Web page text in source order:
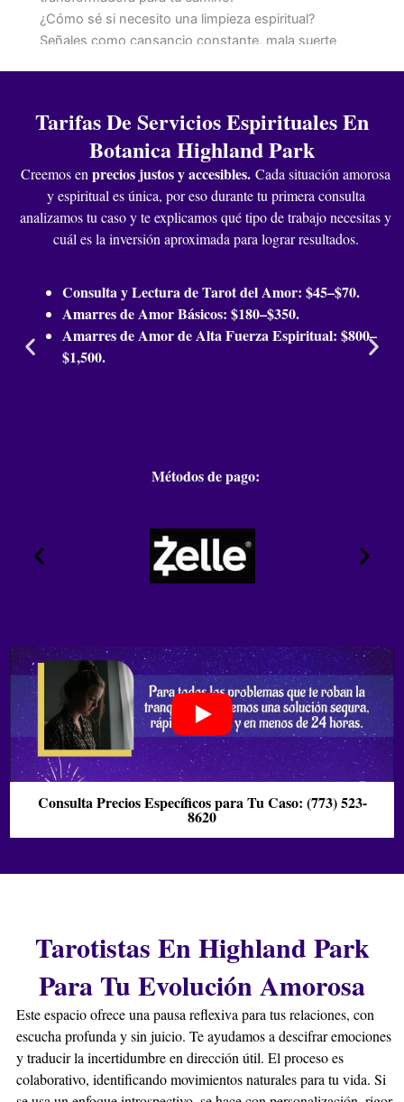
¿Cómo sé si necesito una limpieza espiritual?
Señales como cansancio constante, mala suerte
para atraer positividad.
¿Realizan trabajos de alejamiento y dominio en Highland
Park?
Sí, nuestro centro espiritual en Highland Park realiza
trabajos especializados de alejamiento y dominio. Estos
rituales, basados en tradiciones profundas, protegen tu
¿Puede un hechizo ayudarme a recuperar un amor
perdido?
Un hechizo de recuperación actúa sobre los lazos
emocionales y los recuerdos positivos, reavivando los
Highland Park para rituales de amor?
rituales de amor. El Maestro Héctor asegura que cada
hierba, vela y amuleto sea de la más alta calidad para la
efectividad de tu trabajo espiritual.
Un centro espiritual es un santuario para la sanación y el
crecimiento esotérico. Proporciona consultas, rituales
personalizados, venta de artículos de botánica y
ceremonias grupales, funcionando como un pilar de
apoyo y conocimiento para la comunidad espiritual.
¿El Maestro Héctor atiende consultas presenciales en
Highland Park?
El Maestro Héctor, descendiente de chamanes, atiende
consultas personales en nuestro centro en Highland
Park. Su enfoque combina sabiduría ancestral y
La brujería a menudo se enfoca en un intento específico
ceremonial más amplia que busca armonizar, sanar y
conectar con fuerzas superiores, promoviendo un
cambio positivo desde el interior hacia el exterior.
¿Hay estacionamiento disponible cerca de la botánica
Maestros Espirituales en Highland Park?
Tarifas De Servicios Espirituales En
Botanica Highland Park
Creemos en precios justos y accesibles. Cada situación amorosa
y espiritual es única, por eso durante tu primera consulta
analizamos tu caso y te explicamos qué tipo de trabajo necesitas y
cuál es la inversión aproximada para lograr resultados.
Consulta y Lectura de Tarot del Amor: $45–$70.
Amarres de Amor Básicos: $180–$350.
Amarres de Amor de Alta Fuerza Espiritual: $800–
$1,500.
Métodos de pago:
Consulta Precios Específicos para Tu Caso: (773) 523-
8620
Tarotistas En Highland Park
Para Tu Evolución Amorosa
Este espacio ofrece una pausa reflexiva para tus relaciones, con
escucha profunda y sin juicio. Te ayudamos a descifrar emociones
y traducir la incertidumbre en dirección útil. El proceso es
colaborativo, identificando movimientos naturales para tu vida. Si